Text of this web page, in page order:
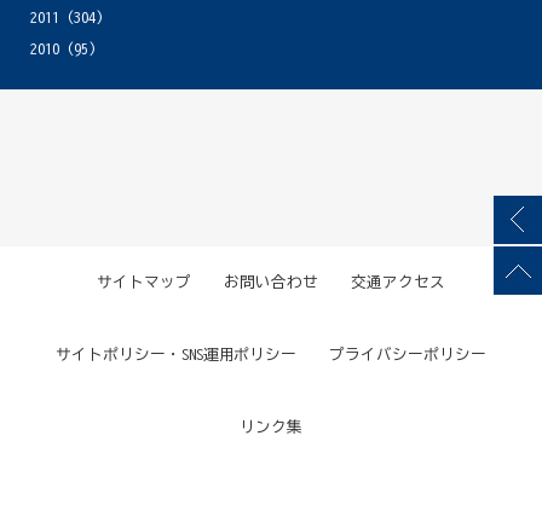
2011
(304)
2010(95)
サイトマップ お問い合わせ 交通アクセス
サイトポリシー・SNS運用ポリシー プライバシーポリシー
リンク集